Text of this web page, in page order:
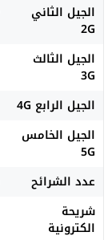
الجيل الثاني
2G
الجيل الثالث
3G
الجيل الرابع 4G
الجيل الخامس
5G
عدد الشرائح
شريحة
الكترونية